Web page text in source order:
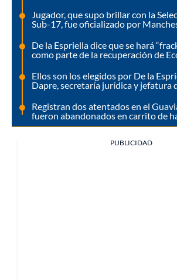
Jugador, que supo brillar con la
Sub-17, fue oficializado por
De la Espriella dice que se hará
como parte de la recuperación de
Ellos son los elegidos por De la
Dapre, secretaría jurídica y jefatura
Registran dos atentados en el
fueron abandonados en carrito de
PUBLICIDAD